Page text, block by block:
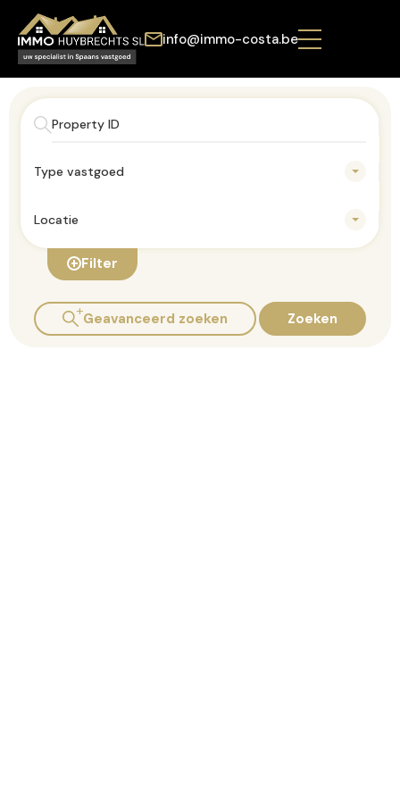
info@immo-costa.be
Type vastgoed
Locatie
Filter
Geavanceerd zoeken Zoeken